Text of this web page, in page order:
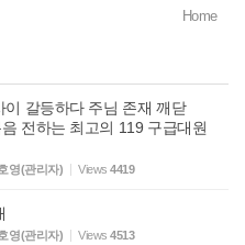
Home
이 갈등하다 주님 존재 깨닫
전하는 최고의 119 구급대원
영(관리자) Views 4419
영(관리자) Views 4513